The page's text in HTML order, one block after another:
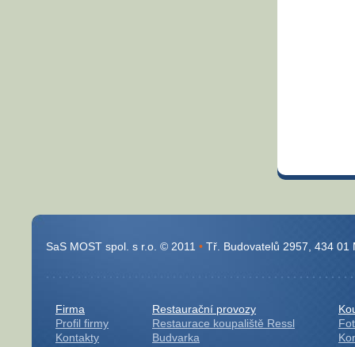
SaS MOST spol. s r.o. © 2011 • Tř. Budovatelů 2957, 434 01
Firma
Profil firmy
Kontakty
Restaurační provozy
Restaurace koupaliště Ressl
Budvarka